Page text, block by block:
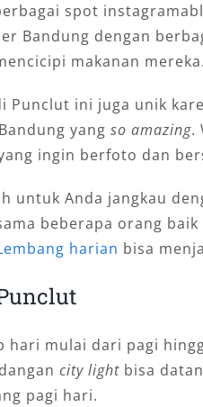
spot
Bandung dengan
makanan mereka.
Punclut ini juga unik
yang so amazing.
ingin berfoto dan
untuk Anda jangkau
beberapa orang
harian bisa
hari mulai dari pagi
city lightbisa
pagi hari.